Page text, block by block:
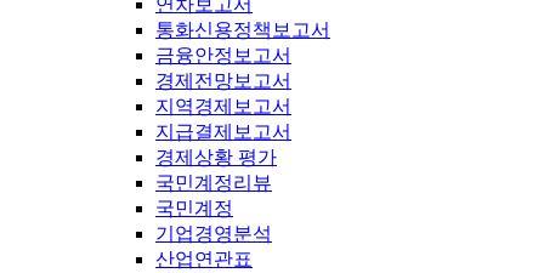
연차보고서
통화신용정책보고서
금융안정보고서
경제전망보고서
지역경제보고서
지급결제보고서
경제상황 평가
국민계정리뷰
국민계정
기업경영분석
산업연관표